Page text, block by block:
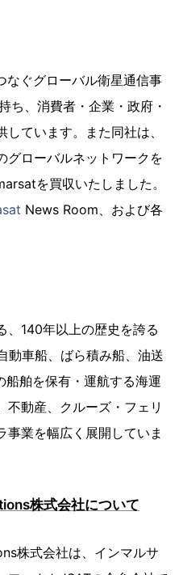
ぐグローバル衛星通信事
ち、消費者・企業・政府・
ています。また同社は、
グローバルネットワークを
を買収いたしました。
News Room、および各
、140年以上の歴史を誇る
動車船、ばら積み船、油送
舶を保有・運航する海運
不動産、クルーズ・フェリ
事業を幅広く展開していま
株式会社について
株式会社は、インマルサ